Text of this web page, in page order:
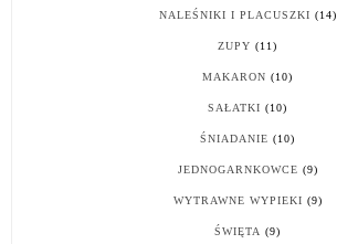
NALEŚNIKI I PLACUSZKI (14)
ZUPY (11)
MAKARON (10)
SAŁATKI (10)
ŚNIADANIE (10)
JEDNOGARNKOWCE (9)
WYTRAWNE WYPIEKI (9)
ŚWIĘTA (9)